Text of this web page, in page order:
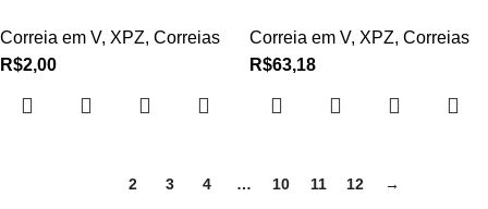
Correia em V, XPZ, Correias
R$2,00
Correia em V, XPZ, Correias
R$63,18
2 3 4 … 10 11 12 →